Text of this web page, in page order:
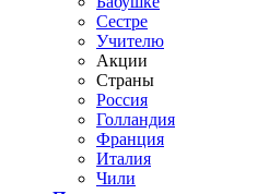
Сестре
Учителю
Акции
Страны
Россия
Голландия
Франция
Италия
Чили